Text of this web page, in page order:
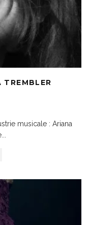
musicale : Ariana